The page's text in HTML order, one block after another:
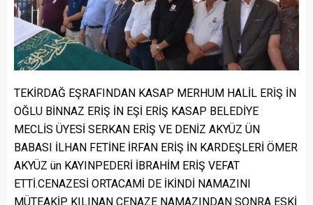
TEKİRDAĞ EŞRAFINDAN KASAP MERHUM HALİL ERİŞ İN
OĞLU BİNNAZ ERİŞ İN EŞİ ERİŞ KASAP BELEDİYE
MECLİS ÜYESİ SERKAN ERİŞ VE DENİZ AKYÜZ ÜN
BABASI İLHAN FETİNE İRFAN ERİŞ İN KARDEŞLERİ ÖMER
AKYÜZ ün KAYINPEDERİ İBRAHİM ERİŞ VEFAT
ETTİ.CENAZESİ ORTACAMİ DE İKİNDİ NAMAZINI
MÜTEAKİP KILINAN CENAZE NAMAZINDAN SONRA ESKİ